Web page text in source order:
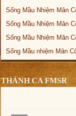
Sống Mầu Nhiệm Mân
Sống Mầu Nhiệm Mân
Sống Mầu Nhiệm Mân
Sống Mầu nhiệm Mân
THÁNH CA FMSR